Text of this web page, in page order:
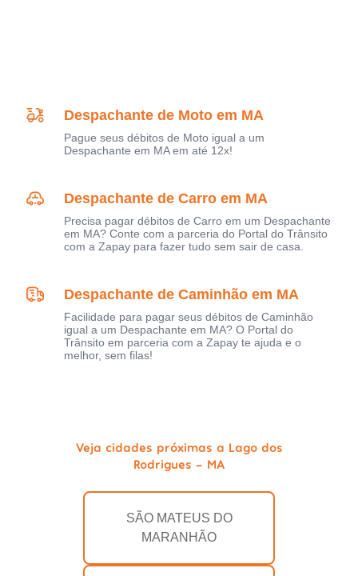
Despachante de Moto em MA
Pague seus débitos de Moto igual a um
Despachante em MA em até 12x!
Despachante de Carro em MA
Precisa pagar débitos de Carro em um Despachante
em MA? Conte com a parceria do Portal do Trânsito
com a Zapay para fazer tudo sem sair de casa.
Despachante de Caminhão em MA
Facilidade para pagar seus débitos de Caminhão
igual a um Despachante em MA? O Portal do
Trânsito em parceria com a Zapay te ajuda e o
melhor, sem filas!
Veja cidades próximas a Lago dos
Rodrigues - MA
SÃO MATEUS DO
MARANHÃO